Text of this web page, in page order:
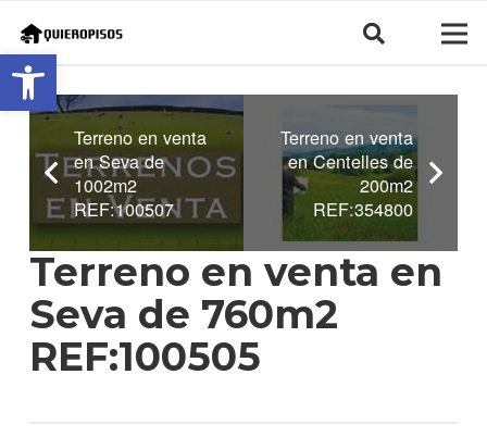
Abrir barra de herramientas
Terreno en venta
en Seva de
1002m2
REF:100507
Terreno en venta
en Centelles de
200m2
REF:354800
Terreno en venta en
Seva de 760m2
REF:100505